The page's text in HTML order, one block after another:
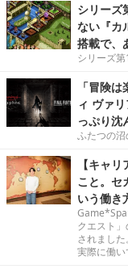
シリーズ
ない『カ
搭載で、
シリーズ
「冒険
ィ ヴァ
っぷり沈
ふたつの沼
【キャ
こと。セ
いう働き
クエスト
されまし
実際に働い